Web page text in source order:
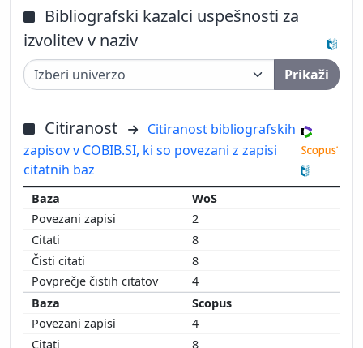
Bibliografski kazalci uspešnosti za
izvolitev v naziv
Prikaži
Citiranost
Citiranost bibliografskih
zapisov v COBIB.SI, ki so povezani z zapisi
citatnih baz
WoS
2
8
8
4
Scopus
4
8